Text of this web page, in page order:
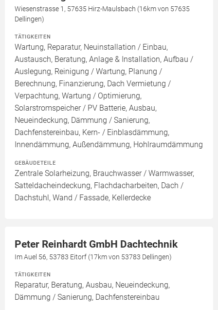
Wiesenstrasse 1, 57635 Hirz-Maulsbach (16km von 57635
Dellingen)
TÄTIGKEITEN
Wartung, Reparatur, Neuinstallation / Einbau,
Austausch, Beratung, Anlage & Installation, Aufbau /
Auslegung, Reinigung / Wartung, Planung /
Berechnung, Finanzierung, Dach Vermietung /
Verpachtung, Wartung / Optimierung,
Solarstromspeicher / PV Batterie, Ausbau,
Neueindeckung, Dämmung / Sanierung,
Dachfenstereinbau, Kern- / Einblasdämmung,
Innendämmung, Außendämmung, Hohlraumdämmung
GEBÄUDETEILE
Zentrale Solarheizung, Brauchwasser / Warmwasser,
Satteldacheindeckung, Flachdacharbeiten, Dach /
Dachstuhl, Wand / Fassade, Kellerdecke
Peter Reinhardt GmbH Dachtechnik
Im Auel 56, 53783 Eitorf (17km von 53783 Dellingen)
TÄTIGKEITEN
Reparatur, Beratung, Ausbau, Neueindeckung,
Dämmung / Sanierung, Dachfenstereinbau